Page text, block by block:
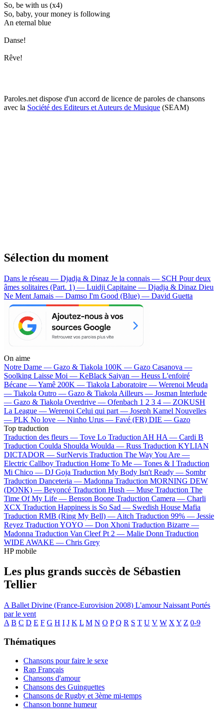
So, be with us (x4)
So, baby, your money is following
An eternal blue
Danse!
Rêve!
Paroles.net dispose d'un accord de licence de paroles de chansons
avec la Société des Editeurs et Auteurs de Musique (SEAM)
Sélection du moment
Dans le réseau — Djadja & Dinaz Je la connais — SCH Pour deux
âmes solitaires (Part. 1) — Luidji Capitaine — Djadja & Dinaz Dieu
Ne Ment Jamais — Damso I'm Good (Blue) — David Guetta
On aime
Notre Dame — Gazo & Tiakola 100K — Gazo Casanova —
Soolking Laisse Moi — KeBlack Saiyan — Heuss L'enfoiré
Bécane —Yamê 200K — Tiakola Laboratoire — Werenoi Meuda
— Tiakola Outro — Gazo & Tiakola Ailleurs — Josman Interlude
— Gazo & Tiakola Overdrive — Ofenbach 1 2 3 4 — ZOKUSH
La League — Werenoi Celui qui part — Joseph Kamel Nouvelles
— PLK No love — Ninho Urus — Favé (FR) DIE — Gazo
Top traduction
Traduction des fleurs — Tove Lo Traduction AH HA — Cardi B
Traduction Coulda Shoulda Woulda — Russ Traduction KYLIAN
DICTADOR — SurNervis Traduction The Way You Are —
Electric Callboy Traduction Home To Me — Tones & I Traduction
Mi Chico — DJ Goja Traduction My Body Isn't Ready — Sombr
Traduction Danceteria — Madonna Traduction MORNING DEW
(DONK) — Beyoncé Traduction Hush — Muse Traduction The
Time Of My Life — Benson Boone Traduction Camera — Charli
XCX Traduction Happiness is So Sad — Swedish House Mafia
Traduction RMB (Ring My Bell) — Aitch Traduction 99% — Jessie
Reyez Traduction YOYO — Don Xhoni Traduction Bizarre —
Madonna Traduction Van Cleef Pt 2 — Malie Donn Traduction
WIDE AWAKE — Chris Grey
HP mobile
Les plus grands succès de Sébastien
Tellier
A Ballet Divine (France-Eurovision 2008) L'amour Naissant Portés
par le vent
A B C D E F G H I J K L M N O P Q R S T U V W X Y Z 0-9
Thématiques
Chansons pour faire le sexe
Rap Français
Chansons d'amour
Chansons des Guinguettes
Chansons de Rugby et 3ème mi-temps
Chanson bonne humeur